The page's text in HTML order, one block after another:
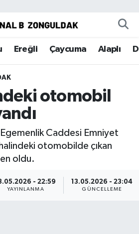
Ereğli Çaycuma Alaplı
otomobil
Caddesi Emniyet
otomobilde çıkan
oldu.
- 22:59
YAYINLANMA
13.05.2026 - 23:04
GÜNCELLEME
Eczaneler
Durumu
Yoğunluk Haritası
Fikstür